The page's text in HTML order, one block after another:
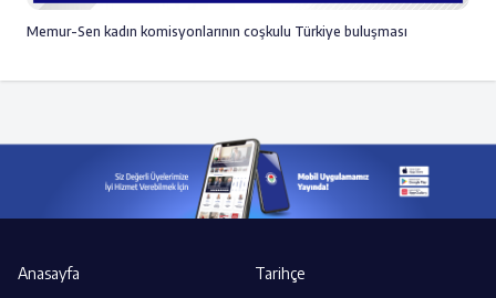
Memur-Sen kadın komisyonlarının coşkulu Türkiye buluşması
Anasayfa
Tarihçe